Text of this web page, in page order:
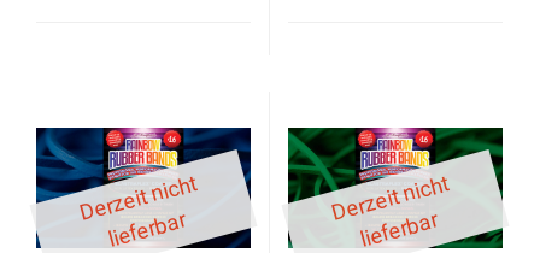
D
er
z
eit
ni
c
ht
li
ef
er
b
ar
D
er
z
eit
ni
c
ht
li
ef
er
b
ar